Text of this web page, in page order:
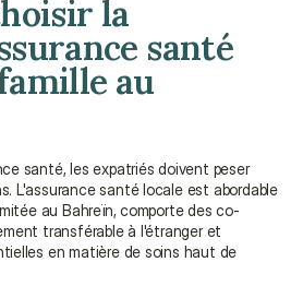
la
santé
au
santé, les expatriés doivent peser
L'assurance santé locale est abordable
au Bahreïn, comporte des co-
transférable à l'étranger et
en matière de soins haut de